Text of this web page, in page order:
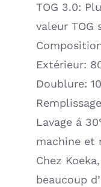
TOG 3.0:
valeur TOG
Extérieur:
Doublure:
Lavage á
machine et
Chez
beaucoup